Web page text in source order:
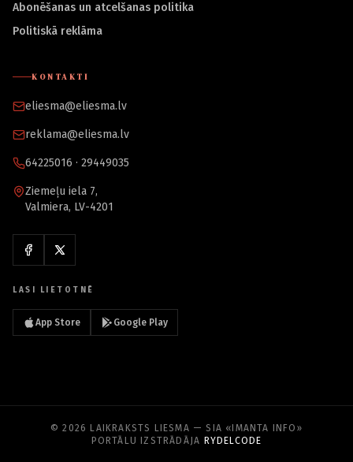
Abonēšanas un atcelšanas politika
Politiskā reklāma
KONTAKTI
eliesma@eliesma.lv
reklama@eliesma.lv
64225016 · 29449035
Ziemeļu iela 7,
Valmiera, LV-4201
LASI LIETOTNĒ
App Store Google Play
© 2026 LAIKRAKSTS LIESMA — SIA «IMANTA INFO»
PORTĀLU IZSTRĀDĀJA RYDELCODE